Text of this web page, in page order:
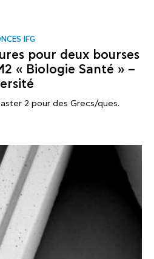
IFG
pour deux bourses
« Biologie Santé » –
2 pour des Grecs/ques.